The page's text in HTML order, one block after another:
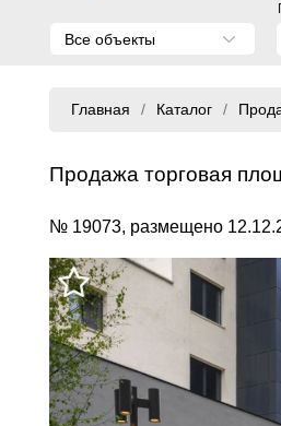
Все объекты
Главная Каталог
Продажа торговая
№ 19073, размещено